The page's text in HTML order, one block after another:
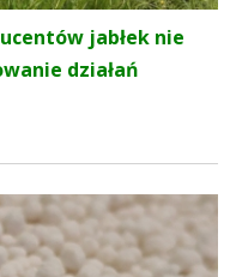
jabłek nie
działań